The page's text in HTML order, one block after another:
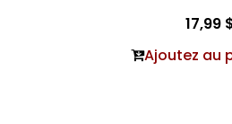
17,99
Ajoutez au